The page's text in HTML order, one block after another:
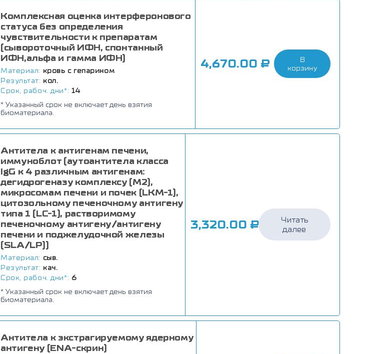
Комплексная оценка интерферонового
статуса без определения
чувствительности к препаратам
(сывороточный ИФН, спонтанный
ИФН,альфа и гамма ИФН)
Материал: кровь с гепарином
Результат: кол.
Срок, рабоч. дни*: 14
* Указанный срок не включает день взятия
биоматериала.
4,670.00 ₽
В
корзину
Антитела к антигенам печени,
иммуноблот (аутоантитела класса
IgG к 4 различным антигенам:
дегидрогеназу комплексу (M2),
микросомам печени и почек (LKM-1),
цитозольному печеночному антигену
типа 1 (LC-1), растворимому
печеночному антигену/антигену
печени и поджелудочной железы
(SLA/LP))
Материал: сыв.
Результат: кач.
Срок, рабоч. дни*: 6
* Указанный срок не включает день взятия
биоматериала.
3,320.00 ₽
Читать
далее
Антитела к экстрагируемому ядерному
антигену (ENA-скрин)